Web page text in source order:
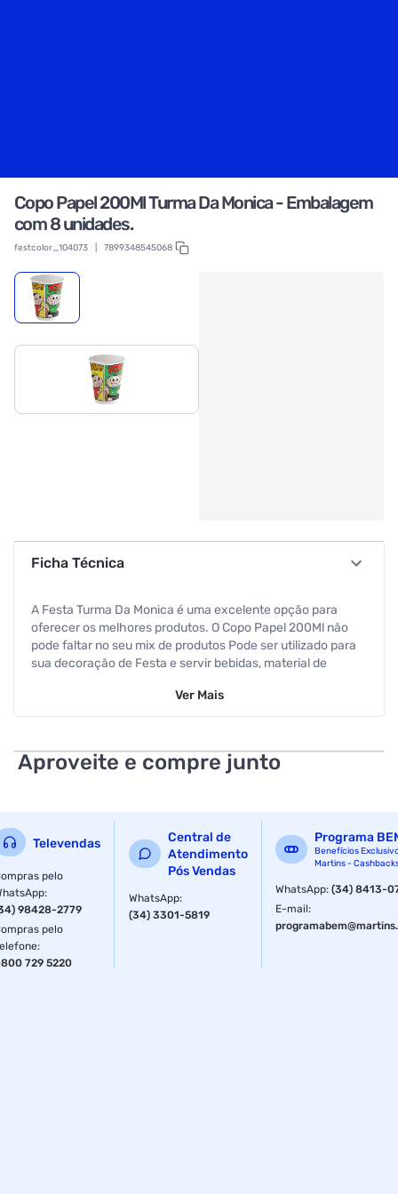
Copo Papel 200Ml Turma Da Monica - Embalagem
com 8 unidades.
festcolor_104073 7899348545068
Ficha Técnica
A Festa Turma Da Monica é uma excelente opção para
oferecer os melhores produtos. O Copo Papel 200Ml não
pode faltar no seu mix de produtos Pode ser utilizado para
sua decoração de Festa e servir bebidas, material de
produto ideal para sua loja. Embalagem com 12 pacotes
48236900 Origem: NACIONAL EAN13: 7899348545068
EAN13(UN): DUN14: 17899348545065 O Copo Papel 200Ml
Capacidade
Ver Mais
Aproveite e compre junto
Televendas
pelo
:
98428-2779
pelo
:
729 5220
Central de
Atendimento
Pós Vendas
WhatsApp:
(34) 3301-5819
Programa
Benefícios
Martins -
WhatsApp:(34) 8413-
E-mail: